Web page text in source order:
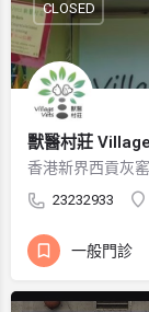
獸醫村莊
香港新界西貢灰
23232933
CLOSED
一般門診